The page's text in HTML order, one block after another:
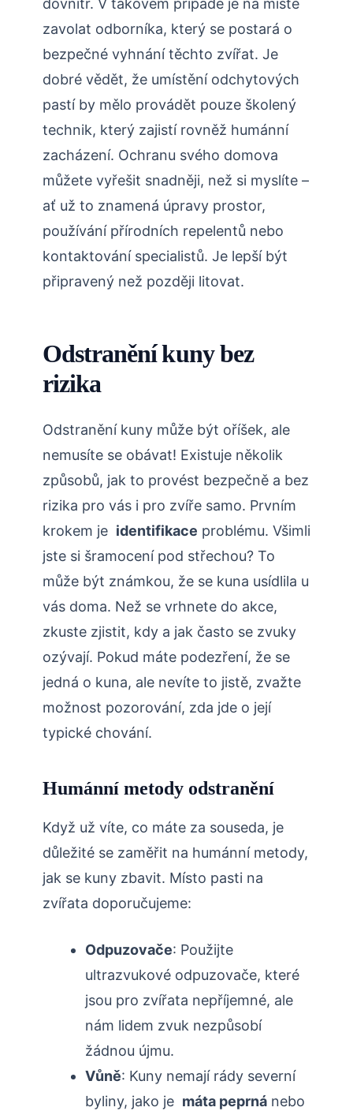
dovnitř.⁢ V takovém případě je na místě⁤
zavolat ‍odborníka, který se postará⁣ o
⁣bezpečné vyhnání těchto zvířat. Je
dobré vědět, že umístění odchytových
pastí by mělo provádět pouze školený​
technik, ‌který zajistí rovněž ‌humánní
zacházení.⁣ Ochranu ⁣svého⁢ domova
můžete vyřešit snadněji, než⁣ si ⁣myslíte –
ať už to znamená úpravy prostor,
používání přírodních ⁣repelentů nebo
kontaktování⁢ specialistů. Je lepší být
připravený než později⁤ litovat.
Odstranění⁤ kuny bez
rizika
Odstranění kuny může být ⁢oříšek,⁤ ale
⁤nemusíte se obávat! Existuje‌ několik
způsobů, ‌jak to provést bezpečně​ a bez
rizika pro vás ‌i pro⁢ zvíře samo.⁤ Prvním
krokem je ⁢ identifikace problému. ‌Všimli
jste si​ šramocení pod střechou? To
může být‌ známkou, ⁣že ‌se​ kuna ⁢usídlila u⁤
vás doma.⁢ Než se vrhnete do akce,
zkuste​ zjistit,‌ kdy a jak často⁢ se zvuky⁢
ozývají. Pokud máte ‌podezření, že se
jedná⁣ o ⁢kuna, ale nevíte to‍ jistě,⁣ zvažte
možnost‌ pozorování, zda jde‌ o ‌její
typické ‍chování.
Humánní metody odstranění
Když už​ víte, co máte za⁣ souseda, je ​
důležité se zaměřit na humánní ‍metody,
‌jak​ se kuny⁢ zbavit. Místo pasti na⁣
zvířata doporučujeme:
Odpuzovače: Použijte
ultrazvukové ‍odpuzovače,⁤ které
‍jsou pro ⁢zvířata nepříjemné, ale
nám lidem zvuk‍ nezpůsobí
žádnou újmu.
Vůně: Kuny nemají⁤ rády ‌severní
byliny, jako je ⁣ máta peprná ⁤nebo ‌